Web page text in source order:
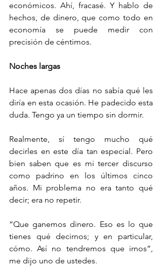
económicos. Ahí, fracasé. Y hablo de
hechos, de dinero, que como todo en
economía se puede medir con
precisión de céntimos.
Noches largas
Hace apenas dos días no sabía qué les
diría en esta ocasión. He padecido esta
duda. Tengo ya un tiempo sin dormir.
Realmente, sí tengo mucho qué
decirles en este día tan especial. Pero
bien saben que es mi tercer discurso
como padrino en los últimos cinco
años. Mi problema no era tanto qué
decir; era no repetir.
“Que ganemos dinero. Eso es lo que
tienes qué decirnos; y en particular,
cómo. Así no tendremos que irnos”,
me dijo uno de ustedes.